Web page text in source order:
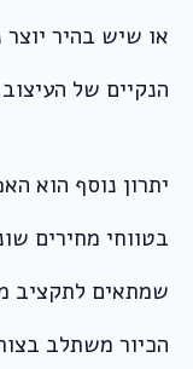
או שיש בהיר יוצר
הנקיים של
יתרון נוסף הוא
בטווחי מחירים
שמתאים לתקציב
הכיור משתלב